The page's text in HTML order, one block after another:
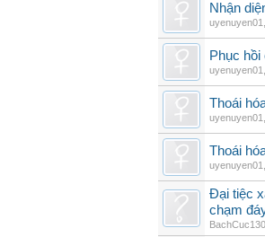
Nhận
uyenuyen01
Phục
uyenuyen01
Thoái
uyenuyen01
Thoái
uyenuyen01
Đại tiệc
chạm